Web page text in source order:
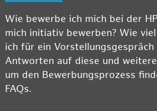
Wie bewerbe ich mich bei der
mich initiativ bewerben? Wie
ich für ein Vorstellungsgespräch
Antworten auf diese und
um den Bewerbungsprozess
FAQs.